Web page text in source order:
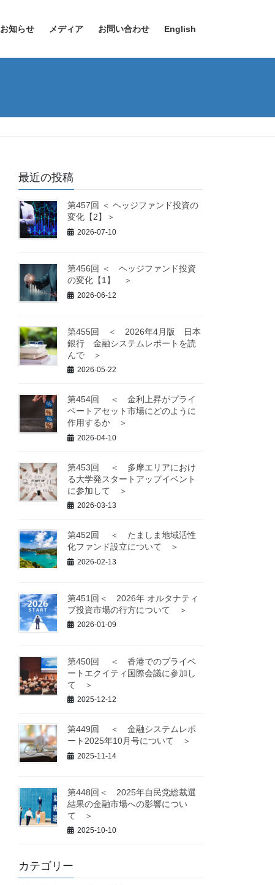
お知らせ メディア お問い合わせ English
最近の投稿
第457回 ＜ ヘッジファンド投資の
変化【2】＞
2026-07-10
第456回 ＜ ヘッジファンド投資
の変化【1】 ＞
2026-06-12
第455回 ＜ 2026年4月版 日本
銀行 金融システムレポートを読
んで ＞
2026-05-22
第454回 ＜ 金利上昇がプライ
ベートアセット市場にどのように
作用するか ＞
2026-04-10
第453回 ＜ 多摩エリアにおけ
る大学発スタートアップイベント
に参加して ＞
2026-03-13
第452回 ＜ たましま地域活性
化ファンド設立について ＞
2026-02-13
第451回＜ 2026年 オルタナティ
ブ投資市場の行方について ＞
2026-01-09
第450回 ＜ 香港でのプライベ
ートエクイティ国際会議に参加し
て ＞
2025-12-12
第449回 ＜ 金融システムレポ
ート2025年10月号について ＞
2025-11-14
第448回＜ 2025年自民党総裁選
結果の金融市場への影響につい
て ＞
2025-10-10
カテゴリー